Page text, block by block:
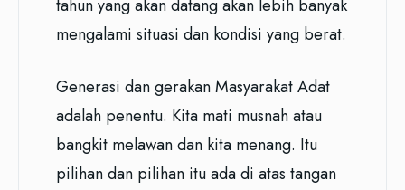
tahun yang akan datang akan lebih banyak
mengalami situasi dan kondisi yang berat.
Generasi dan gerakan Masyarakat Adat
adalah penentu. Kita mati musnah atau
bangkit melawan dan kita menang. Itu
pilihan dan pilihan itu ada di atas tangan